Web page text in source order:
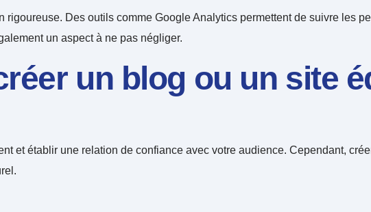
Des outils comme Google Analytics permettent de suivre les
un aspect à ne pas négliger.
un blog ou un site
et établir une relation de confiance avec votre audience. Cependant,